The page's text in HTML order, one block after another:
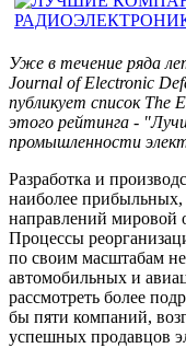
Уже в течение ряда
Journal of Electronic
публикует список The
этого рейтинга -
промышленности
Разработка и
наиболее
направлений мировой
Процессы
по своим масштабам
автомобильных и
рассмотреть более
бы пяти компаний,
успешных продавцов